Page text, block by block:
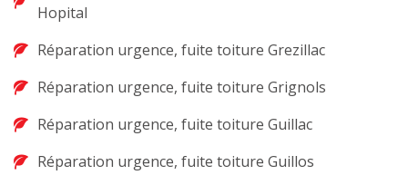
Hopital
Réparation urgence, fuite toiture Grezillac
Réparation urgence, fuite toiture Grignols
Réparation urgence, fuite toiture Guillac
Réparation urgence, fuite toiture Guillos